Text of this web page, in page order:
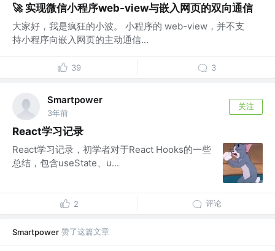
🚀 实现微信小程序web-view与嵌入网页的双向通信
大家好，我是疯狂的小波。 小程序的 web-view，并不支
持小程序向嵌入网页的主动通信...
39 3
Smartpower
3年前
关注
React学习记录
React学习记录，初学者对于React Hooks的一些
总结，包含useState、u...
2 评论
Smartpower 赞了这篇文章